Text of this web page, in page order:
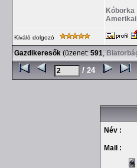
Kóborka
Kiváló dolgozó
Gazdikeresők (üzenet: 591,
/ 24
Név :
Mail :